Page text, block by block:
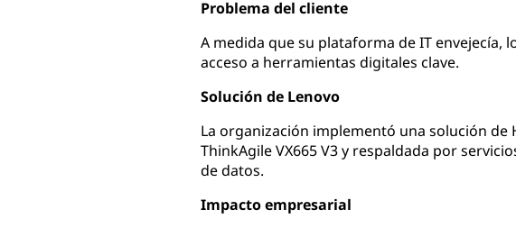
Problema del cliente
A medida que su plataforma de IT envejecía,
acceso a herramientas digitales clave.
Solución de Lenovo
La organización implementó una solución
ThinkAgile VX665 V3 y respaldada por
de datos.
Impacto empresarial